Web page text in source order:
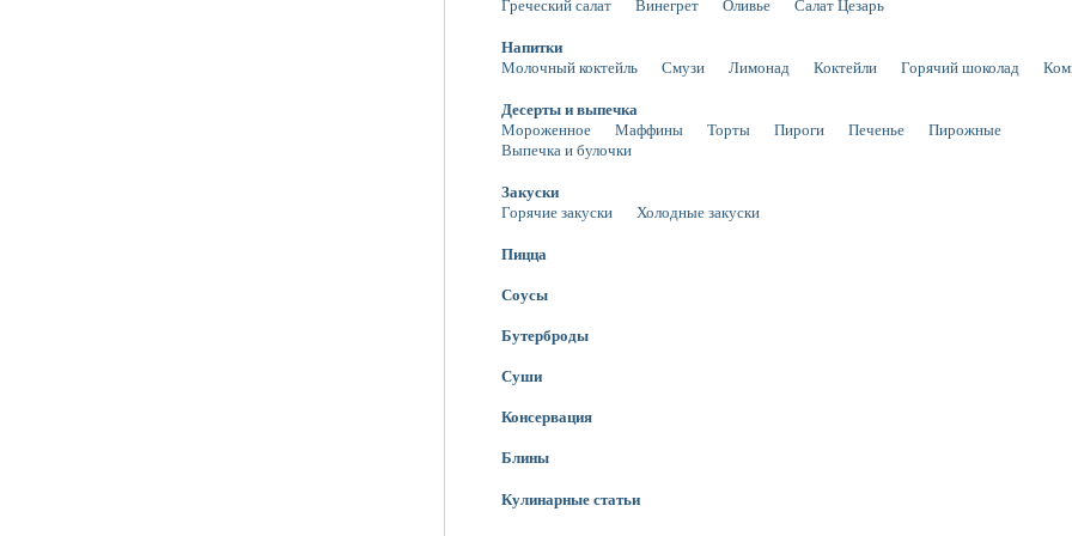
Греческий салат Винегрет Оливье Салат Цезарь
Напитки
Молочный коктейль
Смузи Лимонад Коктейли Горячий шоколад
Десерты и выпечка
Мороженное
Маффины Торты Пироги Печенье
Пирожные
Выпечка и булочки
Закуски
Горячие закуски
Холодные закуски
Пицца
Соусы
Бутерброды
Суши
Консервация
Блины
Кулинарные статьи